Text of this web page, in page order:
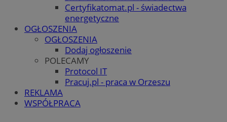
Certyfikatomat.pl - świadectwa
energetyczne
OGŁOSZENIA
OGŁOSZENIA
Dodaj ogłoszenie
POLECAMY
Protocol IT
Pracuj.pl - praca w Orzeszu
REKLAMA
WSPÓŁPRACA